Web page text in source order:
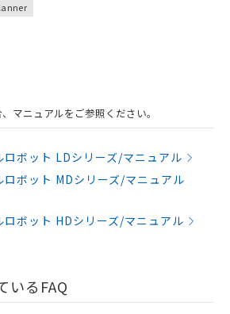
マニュアルをご参照ください。
ロボット LDシリーズ/マニュアル
ロボット MDシリーズ/マニュアル
ロボット HDシリーズ/マニュアル
いるFAQ